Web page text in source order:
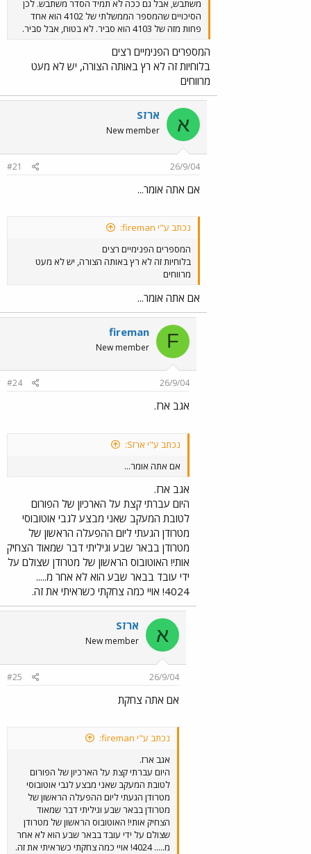
משתבש, אבל גם ככה לא תמיד הסדר משתבש. לכן
הסיכויים שהמספר הממשלתי של 4102 הוא אחד
פחות מזה של 4103 הוא סביר. לא בטוח, אבל סביר.
המספרים הפנימיים רצים
בלוחיות זה לא רץ באותה הצורה, יש לא מעט
מרווחים
א ארזS
New member
26/9/04
#21
אם אתה אומר...
נכתב ע"י fireman:
המספרים הפנימיים רצים
בלוחיות זה לא רץ באותה הצורה, יש לא מעט
מרווחים
אם אתה אומר...
F
fireman
New member
26/9/04
#24
אגב ארז.
נכתב ע"י ארזS:
אם אתה אומר...
אגב ארז.
היום עברתי קצת על הארכיון של הפורום
לטובת המעקב שאני מבצע לגבי אוטובוסי
מטרודן הגעתי ליום ההפעלה הראשון של
מטרודן בבאר שבע וגיליתי דבר שמאוד הצחיק
אותי! האוטובוס הראשון של מטרודן שצולם על
ידי עובד בבאר שבע הוא לא אחר מ.....
4024! אויי כמה צחקתי כשראיתי את זה.
א ארזS
New member
26/9/04
#25
אם אתה צחקת
נכתב ע"י fireman:
אגב ארז.
היום עברתי קצת על הארכיון של הפורום
לטובת המעקב שאני מבצע לגבי אוטובוסי
מטרודן הגעתי ליום ההפעלה הראשון של
מטרודן בבאר שבע וגיליתי דבר שמאוד
הצחיק אותי! האוטובוס הראשון של מטרודן
שצולם על ידי עובד בבאר שבע הוא לא אחר
מ..... 4024! אויי כמה צחקתי כשראיתי את זה.